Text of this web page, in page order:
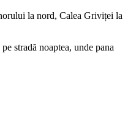
la nord, Calea Griviței la
stradă noaptea, unde pana